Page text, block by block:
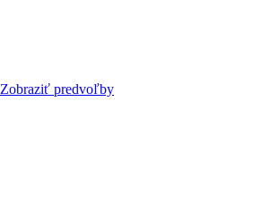
Zobraziť predvoľby